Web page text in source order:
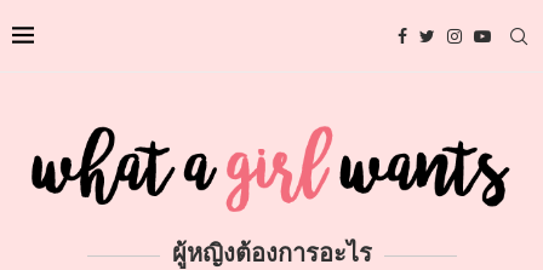
ผู้หญิงต้องการอะไร